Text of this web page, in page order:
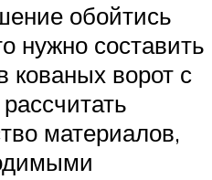
обойтись
нужно составить
кованых ворот с
материалов,